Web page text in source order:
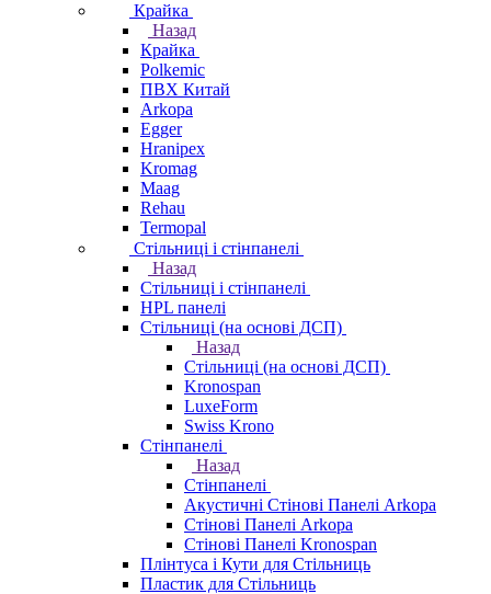
Крайка
Назад
Крайка
Polkemic
ПВХ Китай
Arkopa
Egger
Hranipex
Kromag
Maag
Rehau
Termopal
Стільниці і стінпанелі
Назад
Стільниці і стінпанелі
HPL панелі
Стільниці (на основі ДСП)
Назад
Стільниці (на основі ДСП)
Kronospan
LuxeForm
Swiss Krono
Стінпанелі
Назад
Стінпанелі
Акустичні Стінові Панелі Аrkopa
Стінові Панелі Arkopa
Стінові Панелі Kronospan
Плінтуса і Кути для Стільниць
Пластик для Стільниць